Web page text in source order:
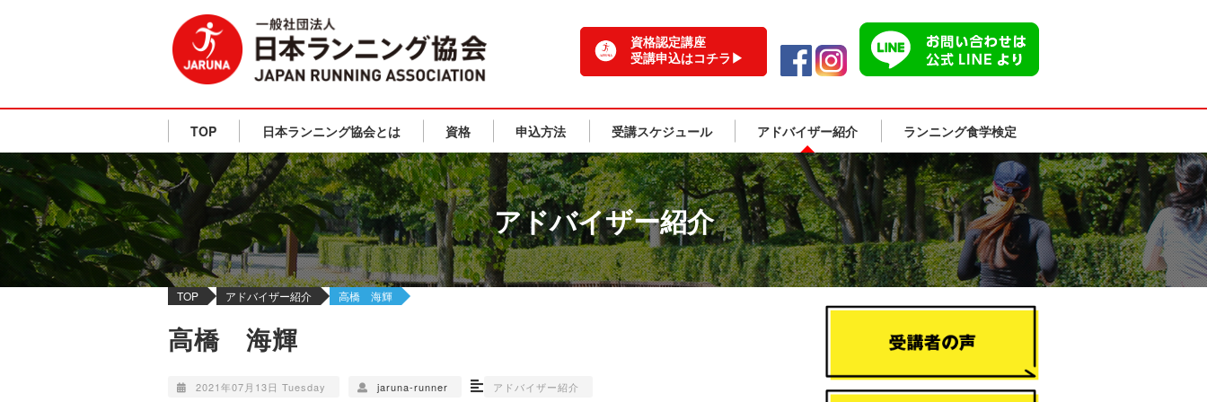
資格認定講座
受講申込はコチラ▶
TOP 日本ランニング協会とは 資格 申込方法 受講スケジュール アドバイザー紹介 ランニング食学検定
アドバイザー紹介
TOP アドバイザー紹介 高橋 海輝
高橋 海輝
2021年07月13日 Tuesday jaruna-runner アドバイザー紹介